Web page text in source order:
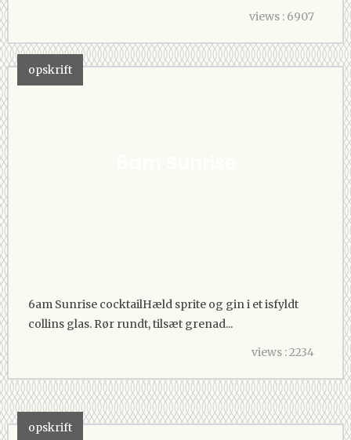
views : 6907
opskrift
6am Sunrise cocktailHæld sprite og gin i et isfyldt
collins glas. Rør rundt, tilsæt grenad...
views : 2234
opskrift